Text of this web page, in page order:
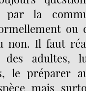
par la
ou
non. Il faut
des adultes,
le préparer
mais